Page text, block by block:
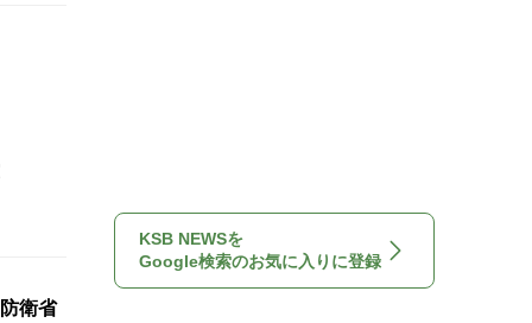
衛省
KSB NEWSを
Google検索のお気に入りに登録